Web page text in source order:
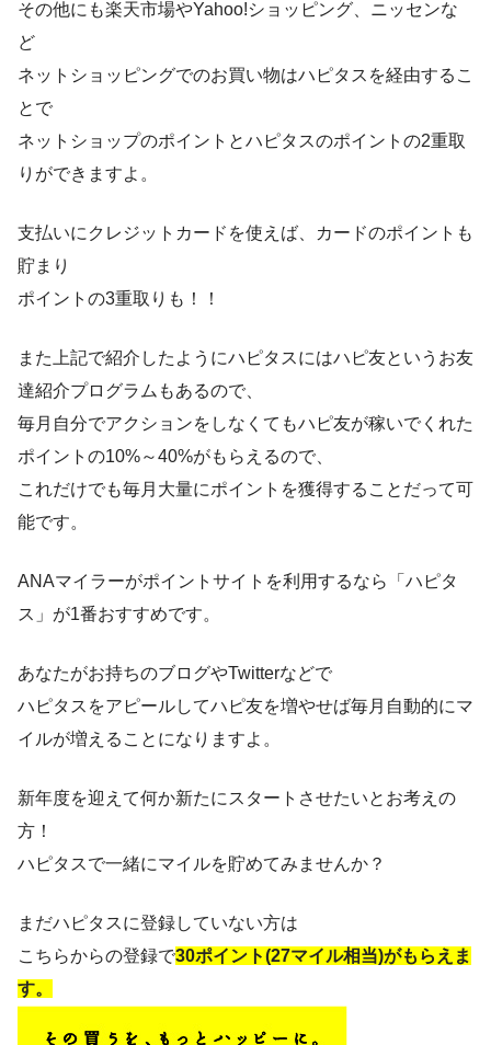
その他にも楽天市場やYahoo!ショッピング、ニッセンな
ど
ネットショッピングでのお買い物はハピタスを経由するこ
とで
ネットショップのポイントとハピタスのポイントの2重取
りができますよ。
支払いにクレジットカードを使えば、カードのポイントも
貯まり
ポイントの3重取りも！！
また上記で紹介したようにハピタスにはハピ友というお友
達紹介プログラムもあるので、
毎月自分でアクションをしなくてもハピ友が稼いでくれた
ポイントの10%～40%がもらえるので、
これだけでも毎月大量にポイントを獲得することだって可
能です。
ANAマイラーがポイントサイトを利用するなら「ハピタ
ス」が1番おすすめです。
あなたがお持ちのブログやTwitterなどで
ハピタスをアピールしてハピ友を増やせば毎月自動的にマ
イルが増えることになりますよ。
新年度を迎えて何か新たにスタートさせたいとお考えの
方！
ハピタスで一緒にマイルを貯めてみませんか？
まだハピタスに登録していない方は
こちらからの登録で30ポイント(27マイル相当)がもらえま
す。